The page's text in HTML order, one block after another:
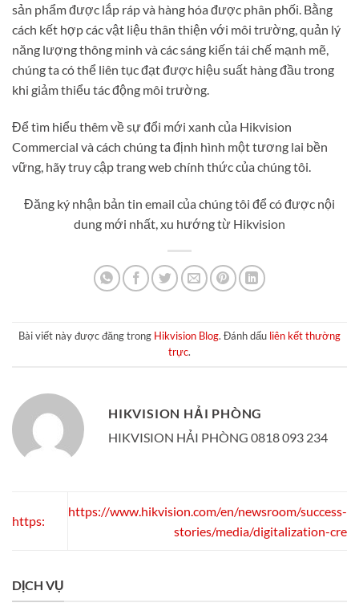
sản phẩm được lắp ráp và hàng hóa được phân phối. Bằng
cách kết hợp các vật liệu thân thiện với môi trường, quản lý
năng lượng thông minh và các sáng kiến ​​tái chế mạnh mẽ,
chúng ta có thể liên tục đạt được hiệu suất hàng đầu trong
khi giảm thiểu tác động môi trường.
Để tìm hiểu thêm về sự đổi mới xanh của Hikvision
Commercial và cách chúng ta định hình một tương lai bền
vững, hãy truy cập trang web chính thức của chúng tôi.
Đăng ký nhận bản tin email của chúng tôi để có được nội
dung mới nhất, xu hướng từ Hikvision
Bài viết này được đăng trong Hikvision Blog. Đánh dấu liên kết thường
trực.
HIKVISION HẢI PHÒNG
HIKVISION HẢI PHÒNG 0818 093 234
https:
https://www.hikvision.com/en/newsroom/success-
stories/media/digitalization-cre
DỊCH VỤ